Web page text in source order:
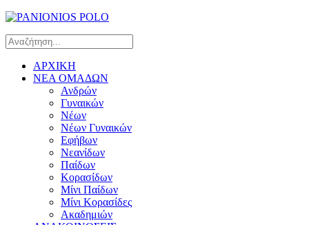
ΑΡΧΙΚΗ
ΝΕΑ ΟΜΑΔΩΝ
Ανδρών
Γυναικών
Νέων
Νέων Γυναικών
Εφήβων
Νεανίδων
Παίδων
Κορασίδων
Μίνι Παίδων
Μίνι Κορασίδες
Ακαδημιών